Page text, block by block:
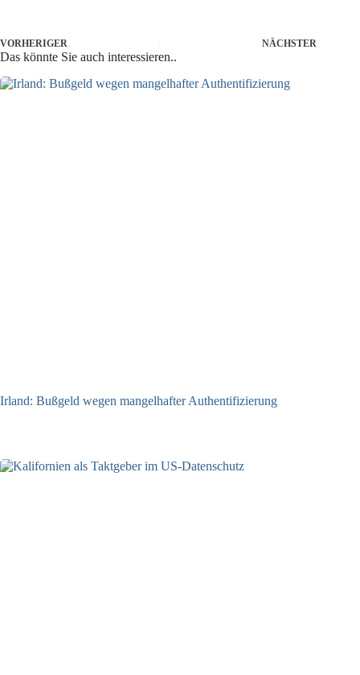
VORHERIGER NÄCHSTER
Das könnte Sie auch interessieren..
Irland: Bußgeld wegen mangelhafter Authentifizierung